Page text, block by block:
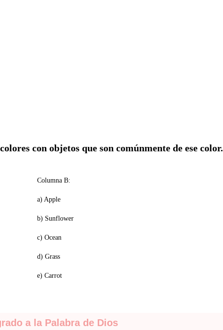
con objetos que son comúnmente de ese color.
Columna B:
a) Apple
b) Sunflower
c) Ocean
d) Grass
e) Carrot
a la Palabra de Dios